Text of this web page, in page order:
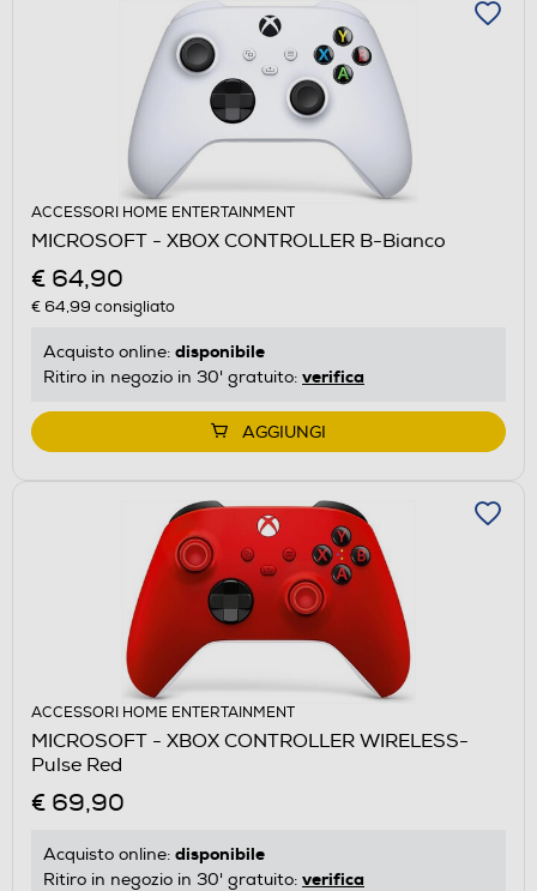
ACCESSORI HOME ENTERTAINMENT
MICROSOFT - XBOX CONTROLLER B-Bianco
€ 64,90
€ 64,99 consigliato
Acquisto online: disponibile
Ritiro in negozio in 30' gratuito: verifica
AGGIUNGI
ACCESSORI HOME ENTERTAINMENT
MICROSOFT - XBOX CONTROLLER WIRELESS-
Pulse Red
€ 69,90
Acquisto online: disponibile
Ritiro in negozio in 30' gratuito: verifica